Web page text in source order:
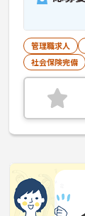
管理職求人
社会保険完備